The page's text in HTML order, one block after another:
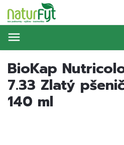
BioKap
7.33 Zlatý
140 ml